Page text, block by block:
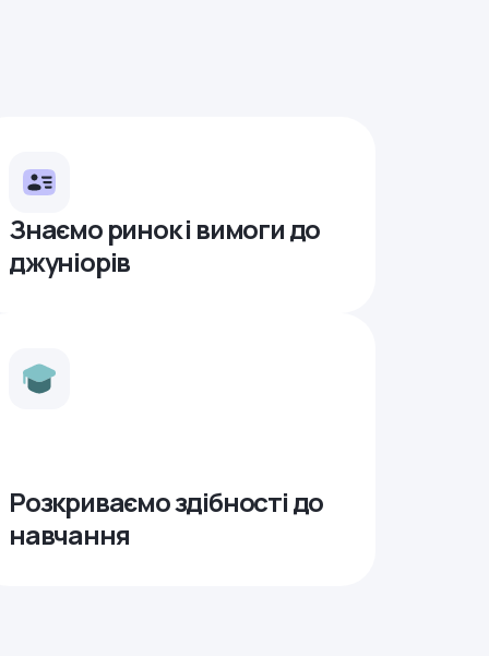
Знаємо ринок і вимоги до
джуніорів
Розкриваємо здібності до
навчання